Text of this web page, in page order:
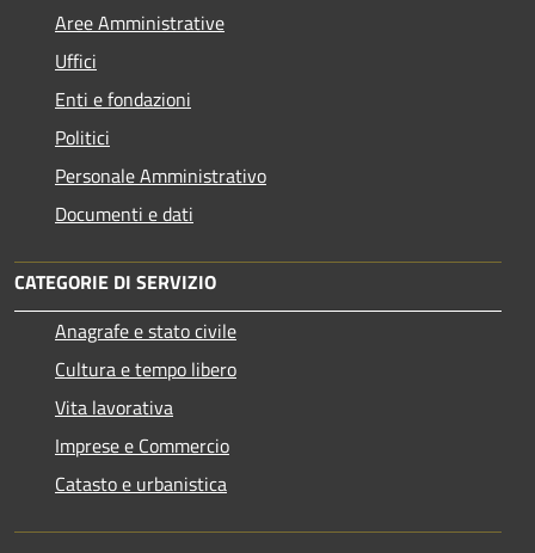
Aree Amministrative
Uffici
Enti e fondazioni
Politici
Personale Amministrativo
Documenti e dati
CATEGORIE DI SERVIZIO
Anagrafe e stato civile
Cultura e tempo libero
Vita lavorativa
Imprese e Commercio
Catasto e urbanistica